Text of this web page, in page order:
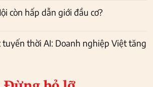
còn hấp dẫn giới đầu cơ?
thời AI: Doanh nghiệp Việt tăng